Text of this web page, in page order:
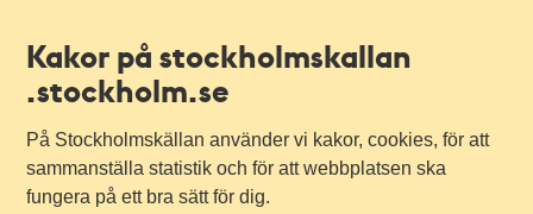
Kakor på stockholmskallan
.stockholm.se
På Stockholmskällan använder vi kakor, cookies, för att
sammanställa statistik och för att webbplatsen ska
fungera på ett bra sätt för dig.